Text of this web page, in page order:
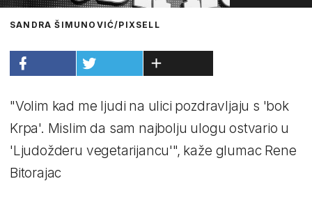
SANDRA ŠIMUNOVIĆ/PIXSELL
"Volim kad me ljudi na ulici pozdravljaju s 'bok
Krpa'. Mislim da sam najbolju ulogu ostvario u
'Ljudožderu vegetarijancu'", kaže glumac Rene
Bitorajac